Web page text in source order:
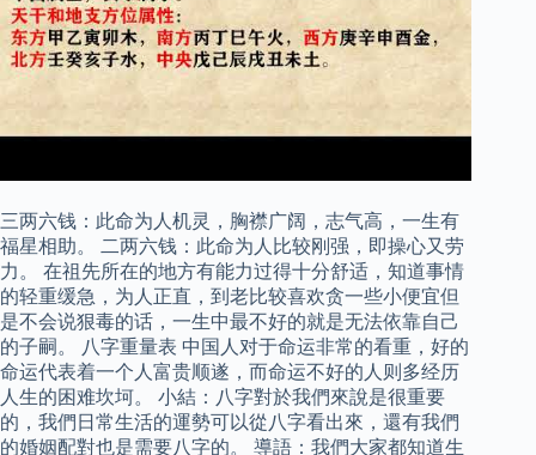
三两六钱：此命为人机灵，胸襟广阔，志气高，一生有
福星相助。 二两六钱：此命为人比较刚强，即操心又劳
力。 在祖先所在的地方有能力过得十分舒适，知道事情
的轻重缓急，为人正直，到老比较喜欢贪一些小便宜但
是不会说狠毒的话，一生中最不好的就是无法依靠自己
的子嗣。 八字重量表 中国人对于命运非常的看重，好的
命运代表着一个人富贵顺遂，而命运不好的人则多经历
人生的困难坎坷。 小結：八字對於我們來說是很重要
的，我們日常生活的運勢可以從八字看出來，還有我們
的婚姻配對也是需要八字的。 導語：我們大家都知道生